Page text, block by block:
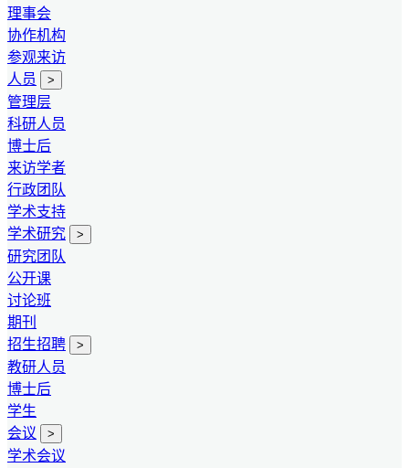
理事会
协作机构
参观来访
人员
>
管理层
科研人员
博士后
来访学者
行政团队
学术支持
学术研究
>
研究团队
公开课
讨论班
期刊
招生招聘
>
教研人员
博士后
学生
会议
>
学术会议